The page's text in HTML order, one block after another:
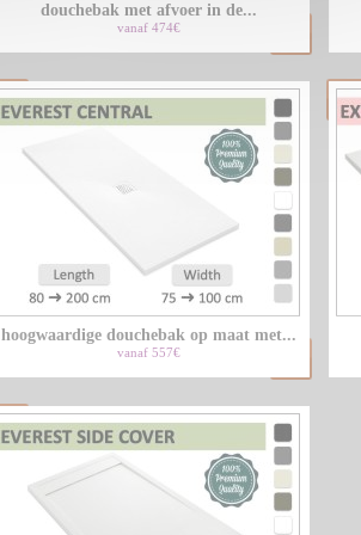
douchebak met afvoer in de...
vanaf 474€
hoogwaardige douchebak op maat met...
vanaf 557€